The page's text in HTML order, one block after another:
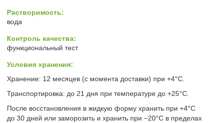
Растворимость:
вода
Контроль качества:
функциональный тест
Условия хранения:
Хранение: 12 месяцев (с момента доставки) при +4°C.
Транспортировка: до 21 дня при температуре до +25°С.
После восстановления в жидкую форму хранить при +4°С
до 30 дней или заморозить и хранить при −20°С в пределах